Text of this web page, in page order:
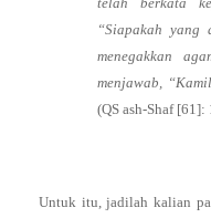
“Siapakah yang
menegakkan
menjawab,
(QS ash-Shaf [61]:
Untuk itu, jadilah kalian